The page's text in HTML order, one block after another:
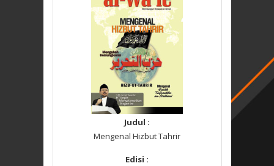
Judul :
Mengenal Hizbut Tahrir
Edisi :